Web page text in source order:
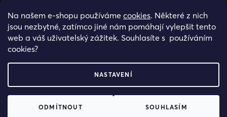
Na našem e-shopu používáme cookies. Některé z nich
jsou nezbytné, zatímco jiné nám pomáhají vylepšit tento
web a váš uživatelský zážitek. Souhlasíte s používáním
cookies?
NASTAVENÍ
ODMÍTNOUT SOUHLASÍM
PROVOZOVATELEM STRANEK HOSH.CZ JE SPOLECNOST PAK
FASHION S.R.O., IC: 25774701.